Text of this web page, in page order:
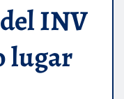
INV
lugar